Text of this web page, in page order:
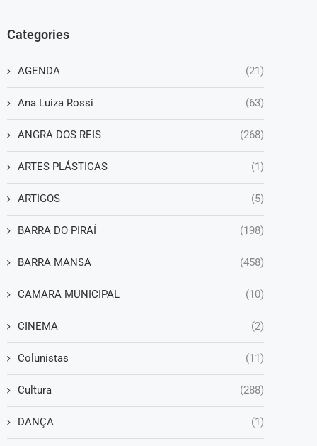
Categories
AGENDA (21)
Ana Luiza Rossi (63)
ANGRA DOS REIS (268)
ARTES PLÁSTICAS (1)
ARTIGOS (5)
BARRA DO PIRAÍ (198)
BARRA MANSA (458)
CAMARA MUNICIPAL (10)
CINEMA (2)
Colunistas (11)
Cultura (288)
DANÇA (1)